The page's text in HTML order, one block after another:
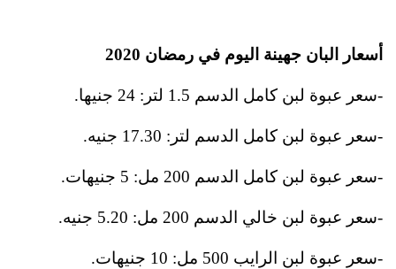
أسعار البان جهينة اليوم في رمضان 2020
-سعر عبوة لبن كامل الدسم 1.5 لتر: 24 جنيها.
-سعر عبوة لبن كامل الدسم لتر: 17.30 جنيه.
-سعر عبوة لبن كامل الدسم 200 مل: 5 جنيهات.
-سعر عبوة لبن خالي الدسم 200 مل: 5.20 جنيه.
-سعر عبوة لبن الرايب 500 مل: 10 جنيهات.